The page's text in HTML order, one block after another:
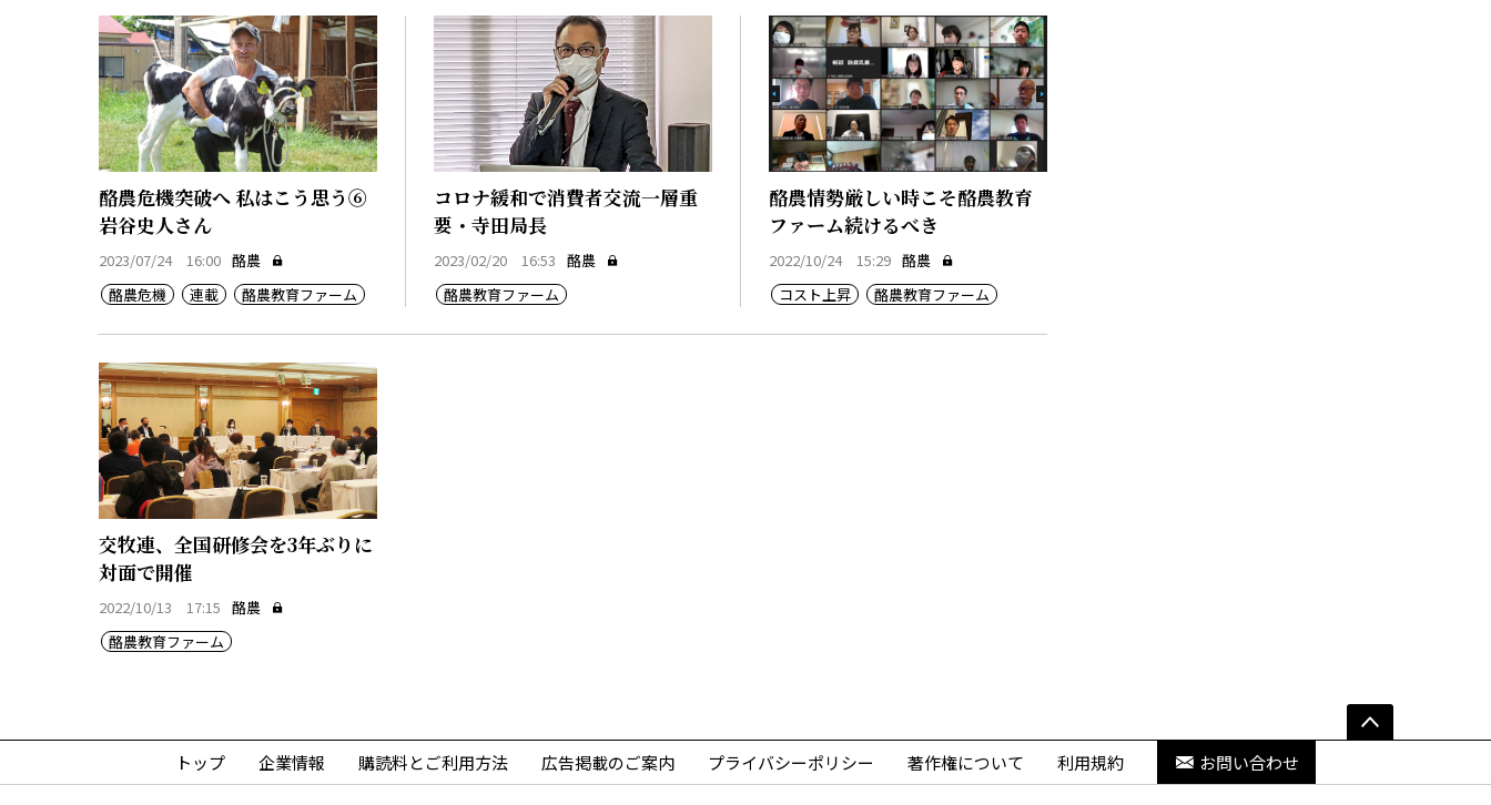
酪農危機突破へ 私はこう思う⑥
岩谷史人さん
2023/07/24 16:00 酪農
酪農危機
連載 酪農教育ファーム
コロナ緩和で消費者交流一層重
要・寺田局長
2023/02/20 16:53 酪農
酪農教育ファーム
酪農情勢厳しい時こそ酪農教育
ファーム続けるべき
2022/10/24 15:29 酪農
コスト上昇
酪農教育ファーム
交牧連、全国研修会を3年ぶりに
対面で開催
2022/10/13 17:15 酪農
酪農教育ファーム
トップ 企業情報 購読料とご利用方法 広告掲載のご案内 プライバシーポリシー 著作権について 利用規約 お問い合わせ